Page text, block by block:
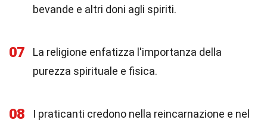
bevande e altri doni agli spiriti.
07
La religione enfatizza l'importanza della
purezza spirituale e fisica.
08
I praticanti credono nella reincarnazione e nel